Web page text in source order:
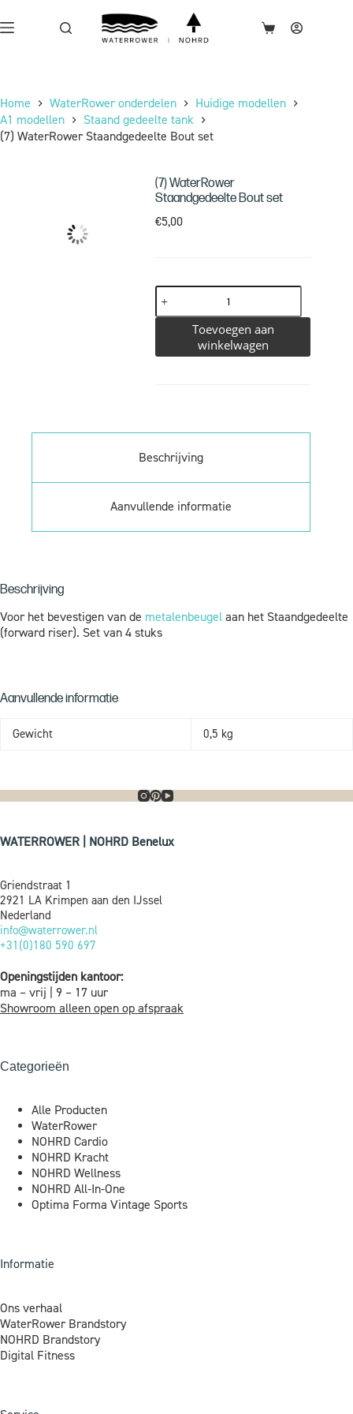
Home WaterRower onderdelen
Huidige modellen
A1 modellen
Staand gedeelte tank
(7) WaterRower Staandgedeelte Bout set
(7) WaterRower
Staandgedeelte Bout set
€5,00
Toevoegen aan
winkelwagen
Beschrijving
Aanvullende informatie
Beschrijving
Voor het bevestigen van de metalenbeugel aan het Staandgedeelte
(forward riser). Set van 4 stuks
Aanvullende informatie
Gewicht 0,5 kg
WATERROWER | NOHRD Benelux
Griendstraat 1
2921 LA Krimpen aan den IJssel
Nederland
info@waterrower.nl
+31(0)180 590 697
Openingstijden kantoor:
ma – vrij | 9 – 17 uur
Showroom alleen open op afspraak
Categorieën
Alle Producten
WaterRower
NOHRD Cardio
NOHRD Kracht
NOHRD Wellness
NOHRD All-In-One
Optima Forma Vintage Sports
Informatie
Ons verhaal
WaterRower Brandstory
NOHRD Brandstory
Digital Fitness